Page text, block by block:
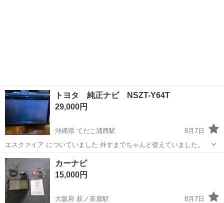
トヨタ 純正ナビ NSZT-Y64T
29,000円
沖縄県 てだこ浦西駅
8月7日
エスクァイア についていました 外すまでちゃんと使えていました。
沖縄 中頭郡 てだこ浦西駅
カーナビ
15,000円
大阪府 萩ノ茶屋駅
8月7日